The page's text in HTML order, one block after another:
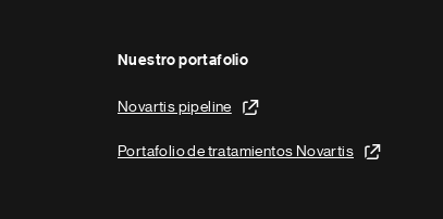
Nuestro portafolio
Novartis pipeline
Portafolio de tratamientos Novartis